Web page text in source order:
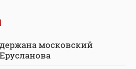
московский